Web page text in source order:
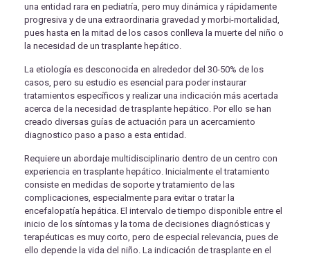
una entidad rara en pediatría, pero muy dinámica y rápidamente
progresiva y de una extraordinaria gravedad y morbi-mortalidad,
pues hasta en la mitad de los casos conlleva la muerte del niño o
la necesidad de un trasplante hepático.
La etiología es desconocida en alrededor del 30-50% de los
casos, pero su estudio es esencial para poder instaurar
tratamientos específicos y realizar una indicación más acertada
acerca de la necesidad de trasplante hepático. Por ello se han
creado diversas guías de actuación para un acercamiento
diagnostico paso a paso a esta entidad.
Requiere un abordaje multidisciplinario dentro de un centro con
experiencia en trasplante hepático. Inicialmente el tratamiento
consiste en medidas de soporte y tratamiento de las
complicaciones, especialmente para evitar o tratar la
encefalopatía hepática. El intervalo de tiempo disponible entre el
inicio de los síntomas y la toma de decisiones diagnósticas y
terapéuticas es muy corto, pero de especial relevancia, pues de
ello depende la vida del niño. La indicación de trasplante en el